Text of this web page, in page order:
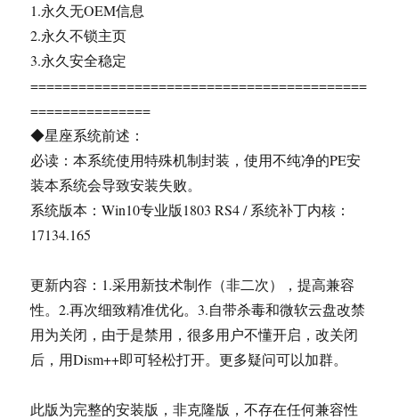
1.永久无OEM信息
2.永久不锁主页
3.永久安全稳定
==========================================
===============
◆星座系统前述：
必读：本系统使用特殊机制封装，使用不纯净的PE安
装本系统会导致安装失败。
系统版本：Win10专业版1803 RS4 / 系统补丁内核：
17134.165
更新内容：1.采用新技术制作（非二次），提高兼容
性。2.再次细致精准优化。3.自带杀毒和微软云盘改禁
用为关闭，由于是禁用，很多用户不懂开启，改关闭
后，用Dism++即可轻松打开。更多疑问可以加群。
此版为完整的安装版，非克隆版，不存在任何兼容性